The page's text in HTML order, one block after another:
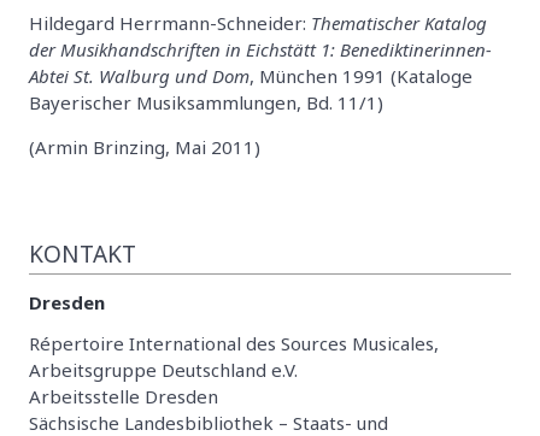
Hildegard Herrmann-Schneider: Thematischer Katalog
der Musikhandschriften in Eichstätt 1: Benediktinerinnen-
Abtei St. Walburg und Dom, München 1991 (Kataloge
Bayerischer Musiksammlungen, Bd. 11/1)
(Armin Brinzing, Mai 2011)
KONTAKT
Dresden
Répertoire International des Sources Musicales,
Arbeitsgruppe Deutschland e.V.
Arbeitsstelle Dresden
Sächsische Landesbibliothek – Staats- und